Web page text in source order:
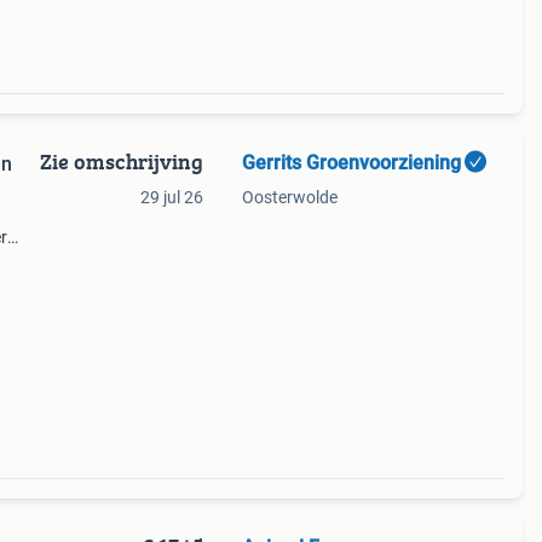
Zie omschrijving
29 jul 26
Gerrits Groenvoorziening
Oosterwolde